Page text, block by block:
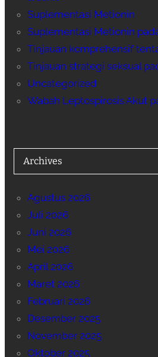
Suplementasi Metionin
Suplementasi Metionin
Tinjauan komprehensif
Tinjauan strategi seksual
Uncategorized
Wabah Leptospirosis Akut
Archives
Agustus 2026
Juli 2026
Juni 2026
Mei 2026
April 2026
Maret 2026
Februari 2026
Desember 2025
November 2025
Oktober 2025